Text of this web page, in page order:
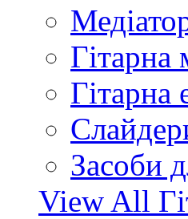
Гітарна
Гітарна
Засоби
View All